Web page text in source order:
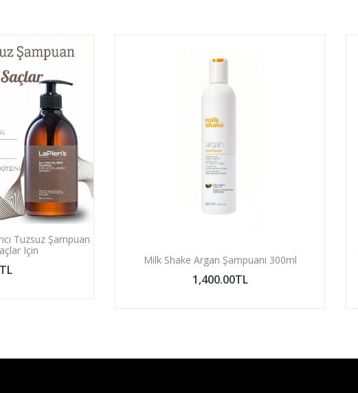
Tuzsuz Şampuan
Için
Milk Shake Argan Şampuanı 300ml
1,400.00TL